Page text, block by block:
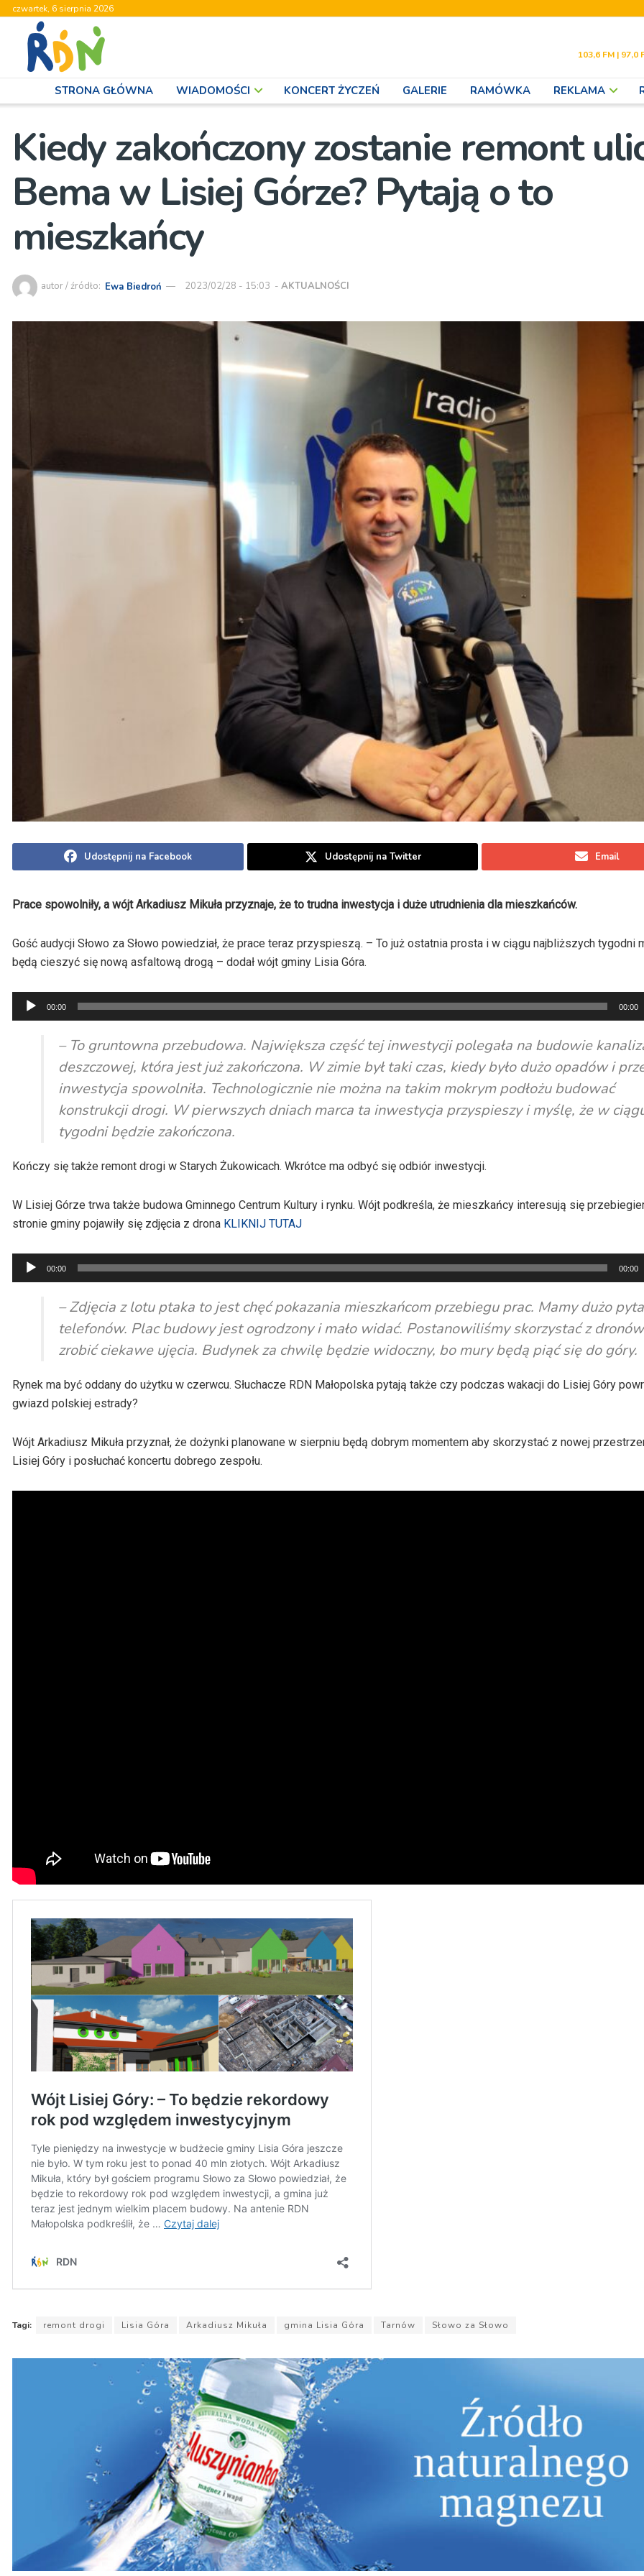
czwartek, 6 sierpnia 2026
103,6 FM | 97,0
STRONA GŁÓWNA WIADOMOŚCI KONCERT ŻYCZEŃ GALERIE RAMÓWKA REKLAMA
Kiedy zakończony zostanie remont
Bema w Lisiej Górze? Pytają o to
mieszkańcy
autor / źródło: Ewa Biedroń 2023/02/28 - 15:03 - AKTUALNOŚCI
Udostępnij na Facebook Udostępnij na Twitter Email
Prace spowolniły, a wójt Arkadiusz Mikuła przyznaje, że to trudna inwestycja i duże utrudnienia dla mieszkańców.
Gość audycji Słowo za Słowo powiedział, że prace teraz przyspieszą. – To już ostatnia prosta i w ciągu najbliższych tygodni
będą cieszyć się nową asfaltową drogą – dodał wójt gminy Lisia Góra.
Odtwarzacz
plików
dźwiękowych
00:00 00:00
– To gruntowna przebudowa. Największa część tej inwestycji polegała na budowie
deszczowej, która jest już zakończona. W zimie był taki czas, kiedy było dużo opadów i
inwestycja spowolniła. Technologicznie nie można na takim mokrym podłożu budować
konstrukcji drogi. W pierwszych dniach marca ta inwestycja przyspieszy i myślę, że w
tygodni będzie zakończona.
Kończy się także remont drogi w Starych Żukowicach. Wkrótce ma odbyć się odbiór inwestycji.
W Lisiej Górze trwa także budowa Gminnego Centrum Kultury i rynku. Wójt podkreśla, że mieszkańcy interesują się
stronie gminy pojawiły się zdjęcia z drona KLIKNIJ TUTAJ
Odtwarzacz
plików
dźwiękowych
00:00 00:00
– Zdjęcia z lotu ptaka to jest chęć pokazania mieszkańcom przebiegu prac. Mamy dużo
telefonów. Plac budowy jest ogrodzony i mało widać. Postanowiliśmy skorzystać z
zrobić ciekawe ujęcia. Budynek za chwilę będzie widoczny, bo mury będą piąć się do góry.
Rynek ma być oddany do użytku w czerwcu. Słuchacze RDN Małopolska pytają także czy podczas wakacji do Lisiej Góry
gwiazd polskiej estrady?
Wójt Arkadiusz Mikuła przyznał, że dożynki planowane w sierpniu będą dobrym momentem aby skorzystać z nowej
Lisiej Góry i posłuchać koncertu dobrego zespołu.
Tagi: remont drogi Lisia Góra Arkadiusz Mikuła gmina Lisia Góra Tarnów Słowo za Słowo